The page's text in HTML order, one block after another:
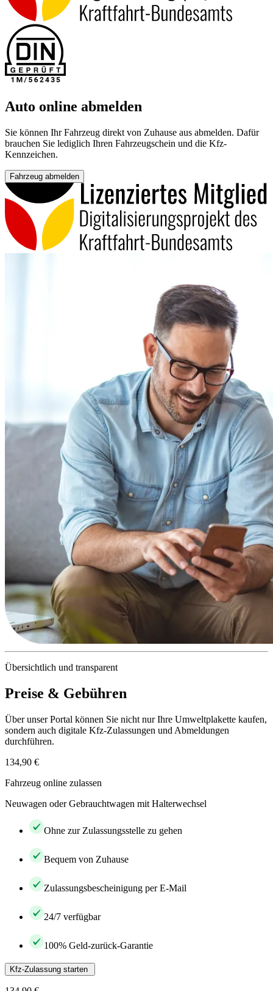
Auto online abmelden
Sie können Ihr Fahrzeug direkt von Zuhause aus abmelden. Dafür
brauchen Sie lediglich Ihren Fahrzeugschein und die Kfz-
Kennzeichen.
Fahrzeug abmelden
Übersichtlich und transparent
Preise & Gebühren
Über unser Portal können Sie nicht nur Ihre Umweltplakette kaufen,
sondern auch digitale Kfz-Zulassungen und Abmeldungen
durchführen.
134,90 €
Fahrzeug online zulassen
Neuwagen oder Gebrauchtwagen mit Halterwechsel
Ohne zur Zulassungsstelle zu gehen
Bequem von Zuhause
Zulassungsbescheinigung per E-Mail
24/7 verfügbar
100% Geld-zurück-Garantie
Kfz-Zulassung starten